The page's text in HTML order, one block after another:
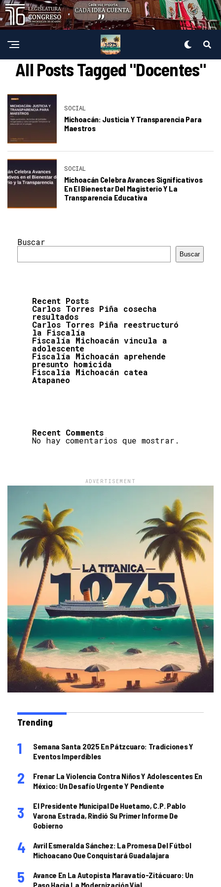
All Posts Tagged "Docentes"
SOCIAL
Michoacán: Justicia Y Transparencia Para
Maestros
SOCIAL
Michoacán Celebra Avances Significativos
En El Bienestar Del Magisterio Y La
Transparencia Educativa
Buscar
Buscar
Recent Posts
Carlos Torres Piña cosecha
resultados
Carlos Torres Piña reestructuró
la Fiscalía
Fiscalía Michoacán vincula a
adolescente
Fiscalía Michoacán aprehende
presunto homicida
Fiscalía Michoacán catea
Atapaneo
Recent Comments
No hay comentarios que mostrar.
ADVERTISEMENT
Trending
Semana Santa 2025 En Pátzcuaro: Tradiciones Y
Eventos Imperdibles
Frenar La Violencia Contra Niños Y Adolescentes En
México: Un Desafío Urgente Y Pendiente
El Presidente Municipal De Huetamo, C.P. Pablo
Varona Estrada, Rindió Su Primer Informe De
Gobierno
Avril Esmeralda Sánchez: La Promesa Del Fútbol
Michoacano Que Conquistará Guadalajara
Avance En La Autopista Maravatío-Zitácuaro: Un
Paso Hacia La Modernización Vial